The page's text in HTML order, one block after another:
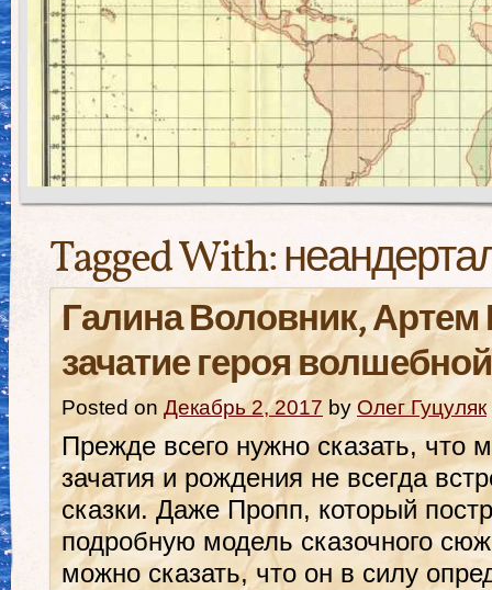
Tagged With:
Галина Воловник, Артем
зачатие героя
Posted on Декабрь 2, 2017 by Олег Гуцуляк
Прежде всего нужно сказать, что
зачатия и рождения не всегда
сказки. Даже Пропп, который
подробную модель сказочного
можно сказать, что он в силу